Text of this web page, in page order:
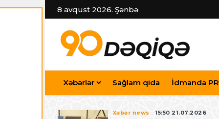
8 avqust 2026. Şənbə
Xəbərlər Sağlam qida İdmanda PR
Xəbər news 15:50 21.07.2026